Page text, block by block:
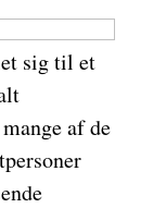
sig til et
af de